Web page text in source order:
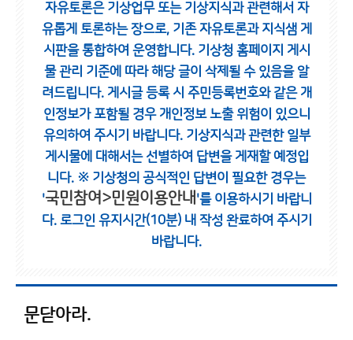
자유토론은 기상업무 또는 기상지식과 관련해서 자
유롭게 토론하는 장으로, 기존 자유토론과 지식샘 게
시판을 통합하여 운영합니다. 기상청 홈페이지 게시
물 관리 기준에 따라 해당 글이 삭제될 수 있음을 알
려드립니다. 게시글 등록 시 주민등록번호와 같은 개
인정보가 포함될 경우 개인정보 노출 위험이 있으니
유의하여 주시기 바랍니다. 기상지식과 관련한 일부
게시물에 대해서는 선별하여 답변을 게재할 예정입
니다. ※ 기상청의 공식적인 답변이 필요한 경우는
'국민참여>민원이용안내 '를 이용하시기 바랍니
다. 로그인 유지시간(10분) 내 작성 완료하여 주시기
바랍니다.
문닫아라.